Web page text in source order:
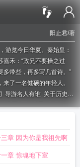
阳止君/著
览今日华夏。秦始皇：
嘉禾：“政兄不要操之过
多带些，再多写几首诗。”
了一名健硕的年轻人。
导游名人有谁 关于历史人
讲历史做过导游的名
秀导游故事导游讲解历
惊艳了 阳止君当过导游的
章 因为你是我祖先啊
章 惊魂地下室